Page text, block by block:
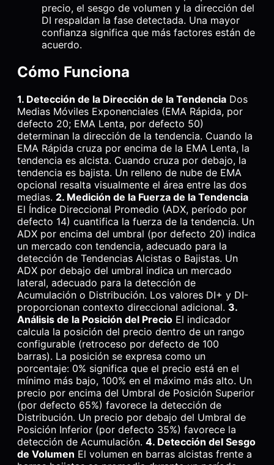
precio, el sesgo de volumen y la dirección del
DI respaldan la fase detectada. Una mayor
confianza significa que más factores están de
acuerdo.
Cómo Funciona
1. Detección de la Dirección de la Tendencia Dos
Medias Móviles Exponenciales (EMA Rápida, por
defecto 20; EMA Lenta, por defecto 50)
determinan la dirección de la tendencia. Cuando la
EMA Rápida cruza por encima de la EMA Lenta, la
tendencia es alcista. Cuando cruza por debajo, la
tendencia es bajista. Un relleno de nube de EMA
opcional resalta visualmente el área entre las dos
medias. 2. Medición de la Fuerza de la Tendencia
El Índice Direccional Promedio (ADX, período por
defecto 14) cuantifica la fuerza de la tendencia. Un
ADX por encima del umbral (por defecto 20) indica
un mercado con tendencia, adecuado para la
detección de Tendencias Alcistas o Bajistas. Un
ADX por debajo del umbral indica un mercado
lateral, adecuado para la detección de
Acumulación o Distribución. Los valores DI+ y DI-
proporcionan contexto direccional adicional. 3.
Análisis de la Posición del Precio El indicador
calcula la posición del precio dentro de un rango
configurable (retroceso por defecto de 100
barras). La posición se expresa como un
porcentaje: 0% significa que el precio está en el
mínimo más bajo, 100% en el máximo más alto. Un
precio por encima del Umbral de Posición Superior
(por defecto 65%) favorece la detección de
Distribución. Un precio por debajo del Umbral de
Posición Inferior (por defecto 35%) favorece la
detección de Acumulación. 4. Detección del Sesgo
de Volumen El volumen en barras alcistas frente a